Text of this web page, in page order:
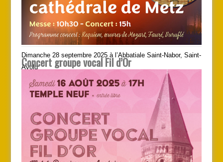
Dimanche 28 septembre 2025 à l’Abbatiale Saint-Nabor, Saint-
Avold
Concert groupe vocal Fil d’Or